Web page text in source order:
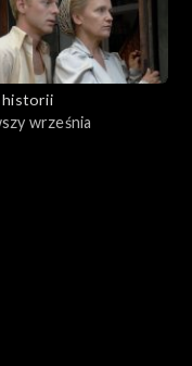
historii
września